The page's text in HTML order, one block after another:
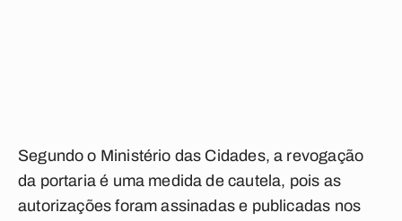
Segundo o Ministério das Cidades, a revogação
da portaria é uma medida de cautela, pois as
autorizações foram assinadas e publicadas nos